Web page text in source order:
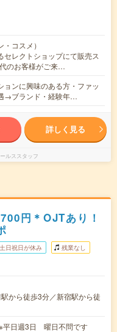
コスメ）
セレクトショップにて販売ス
のお客様がご来…
ョンに興味のある方・ファッ
→ブランド・経験年…
詳しく見る
ルススタッフ
円＊OJTあり！
土日祝日が休み 残業なし
から徒歩3分／新宿駅から徒
平日週3日 曜日不問です